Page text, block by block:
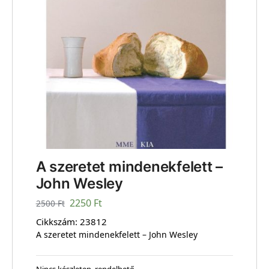
A szeretet mindenekfelett –
John Wesley
2500Ft 2250 Ft
Cikkszám: 23812
A szeretet mindenekfelett – John Wesley